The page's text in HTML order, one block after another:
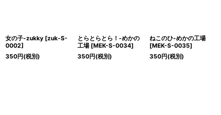
女の子-zukky [zuk-S-
0002]
350円(税別)
とらとらとら！-めかの
工場 [MEK-S-0034]
350円(税別)
ねこのひ-めかの工場
[MEK-S-0035]
350円(税別)